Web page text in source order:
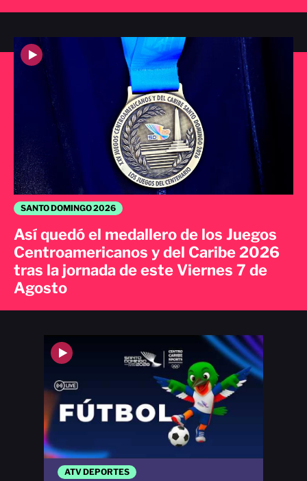
SANTO DOMINGO 2026
Así quedó el medallero de los Juegos
Centroamericanos y del Caribe 2026
tras la jornada de este Viernes 7 de
Agosto
ATV DEPORTES